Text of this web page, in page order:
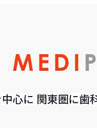
心に 関東圏に